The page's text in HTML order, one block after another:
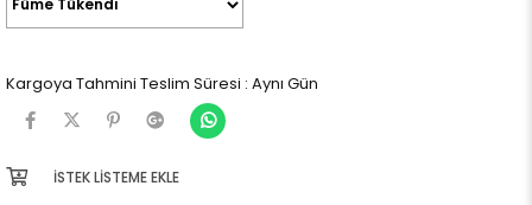
Kargoya Tahmini Teslim Süresi : Aynı Gün
İSTEK LISTEME EKLE